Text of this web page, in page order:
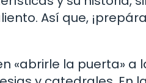
Así que,
«abrirle la puerta» a